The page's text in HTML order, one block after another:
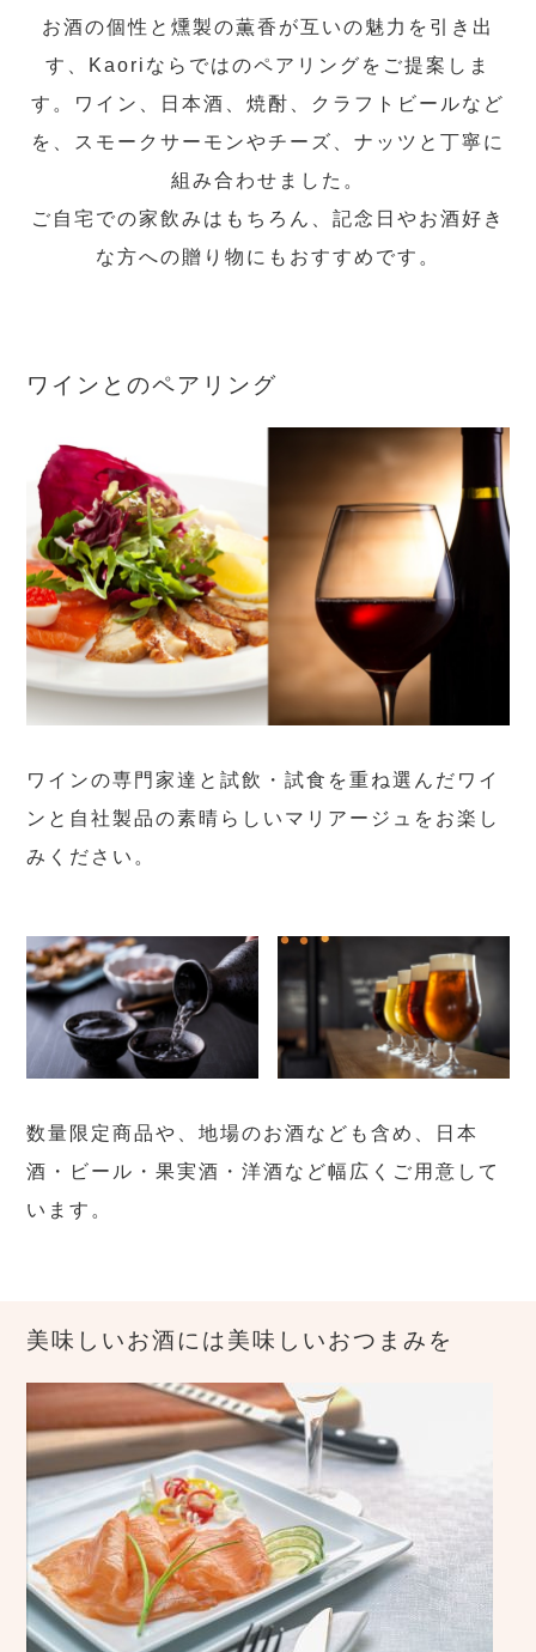
お酒の個性と燻製の薫香が互いの魅力を引き出
す、Kaoriならではのペアリングをご提案しま
す。ワイン、日本酒、焼酎、クラフトビールなど
を、スモークサーモンやチーズ、ナッツと丁寧に
組み合わせました。
ご自宅での家飲みはもちろん、記念日やお酒好き
な方への贈り物にもおすすめです。
ワインとのペアリング
ワインの専門家達と試飲・試食を重ね選んだワイ
ンと自社製品の素晴らしいマリアージュをお楽し
みください。
数量限定商品や、地場のお酒なども含め、日本
酒・ビール・果実酒・洋酒など幅広くご用意して
います。
美味しいお酒には美味しいおつまみを